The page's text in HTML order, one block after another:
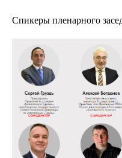
Спикеры пленарного